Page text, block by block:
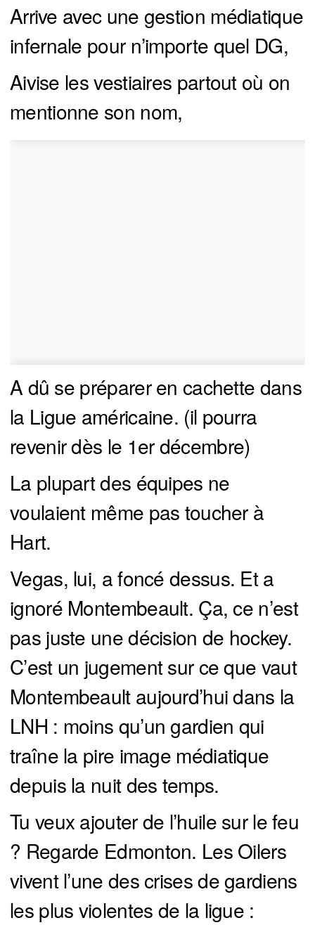
Arrive avec une gestion médiatique
infernale pour n’importe quel DG,
Aivise les vestiaires partout où on
mentionne son nom,
A dû se préparer en cachette dans
la Ligue américaine. (il pourra
revenir dès le 1er décembre)
La plupart des équipes ne
voulaient même pas toucher à
Hart.
Vegas, lui, a foncé dessus. Et a
ignoré Montembeault. Ça, ce n’est
pas juste une décision de hockey.
C’est un jugement sur ce que vaut
Montembeault aujourd’hui dans la
LNH : moins qu’un gardien qui
traîne la pire image médiatique
depuis la nuit des temps.
Tu veux ajouter de l’huile sur le feu
? Regarde Edmonton. Les Oilers
vivent l’une des crises de gardiens
les plus violentes de la ligue :